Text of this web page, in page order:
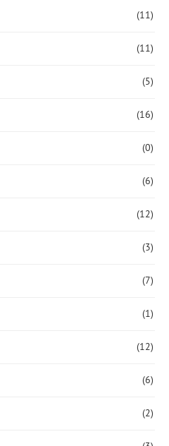
(11)
(11)
(5)
(16)
(0)
(6)
(12)
(3)
(7)
(1)
(12)
(6)
(2)